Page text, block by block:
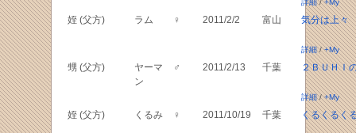
詳細/+My
姪 (父方) ラム ♀ 2011/2/2 富山 気分は上々
詳細/+My
甥 (父方)
ヤーマ
ン
♂ 2011/2/13 千葉 ２ＢＵＨＩ
詳細/+My
姪 (父方) くるみ ♀ 2011/10/19 千葉 くるくるく